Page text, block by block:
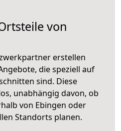
von
erstellen
die speziell auf
sind. Diese
unabhängig davon, ob
von Ebingen oder
Standorts planen.